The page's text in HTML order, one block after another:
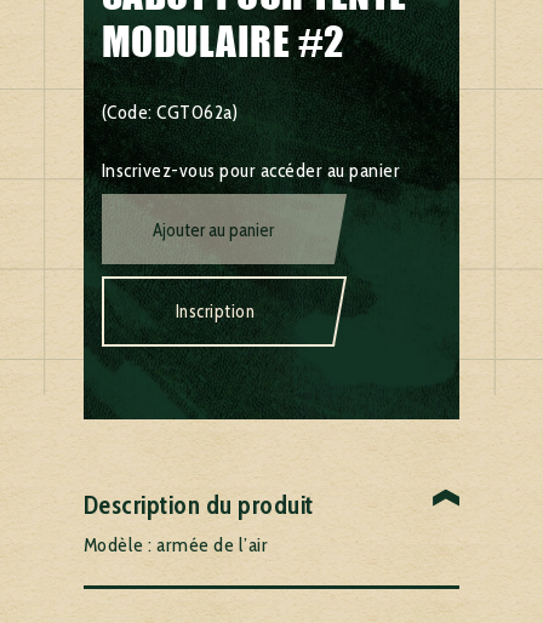
MODULAIRE #2
(Code: CGT062a)
Inscrivez-vous pour accéder au panier
Ajouter au panier
Inscription
Description du produit
Modèle : armée de l’air